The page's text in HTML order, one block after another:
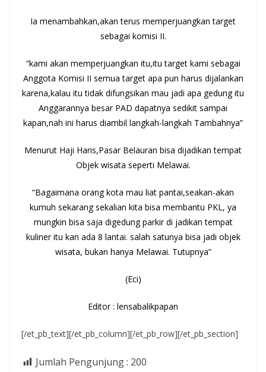
Ia menambahkan,akan terus memperjuangkan target
sebagai komisi II.
“kami akan memperjuangkan itu,itu target kami sebagai
Anggota Komisi II semua target apa pun harus dijalankan
karena,kalau itu tidak difungsikan mau jadi apa gedung itu
Anggarannya besar PAD dapatnya sedikit sampai
kapan,nah ini harus diambil langkah-langkah Tambahnya”
Menurut Haji Haris,Pasar Belauran bisa dijadikan tempat
Objek wisata seperti Melawai.
“Bagaimana orang kota mau liat pantai,seakan-akan
kumuh sekarang sekalian kita bisa membantu PKL, ya
mungkin bisa saja digedung parkir di jadikan tempat
kuliner itu kan ada 8 lantai. salah satunya bisa jadi objek
wisata, bukan hanya Melawai. Tutupnya”
(Eci)
Editor : lensabalikpapan
[/et_pb_text][/et_pb_column][/et_pb_row][/et_pb_section]
Jumlah Pengunjung : 200